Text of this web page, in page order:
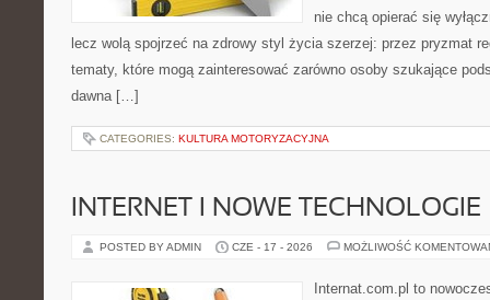
nie chcą opierać się
lecz wolą spojrzeć na zdrowy styl życia szerzej: przez pryzmat
tematy, które mogą zainteresować zarówno osoby szukające
dawna […]
CATEGORIES: KULTURA MOTORYZACYJNA
INTERNET I NOWE TECHNOLOGIE
POSTED BY ADMIN CZE - 17 - 2026 MOŻLIWOŚĆ
Internat.com.pl to